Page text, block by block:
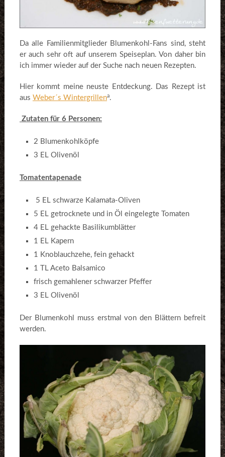
Da alle Familienmitglieder Blumenkohl-Fans sind, steht
er auch sehr oft auf unserem Speiseplan. Von daher bin
ich immer wieder auf der Suche nach neuen Rezepten.
Hier kommt meine neuste Entdeckung. Das Rezept ist
aus Weber´s Wintergrillena.
Zutaten für 6 Personen:
2 Blumenkohlköpfe
3 EL Olivenöl
Tomatentapenade
5 EL schwarze Kalamata-Oliven
5 EL getrocknete und in Öl eingelegte Tomaten
4 EL gehackte Basilikumblätter
1 EL Kapern
1 Knoblauchzehe, fein gehackt
1 TL Aceto Balsamico
frisch gemahlener schwarzer Pfeffer
3 EL Olivenöl
Der Blumenkohl muss erstmal von den Blättern befreit
werden.